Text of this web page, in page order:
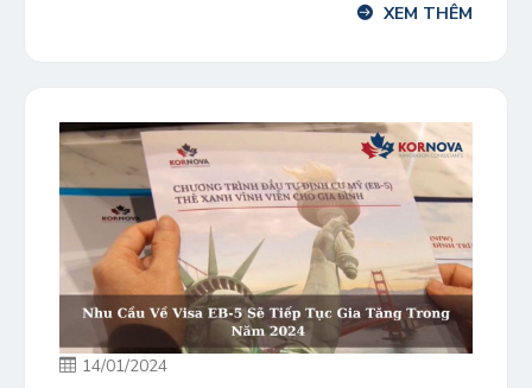
quyền kiểm soát tất cả bốn địa điểm kinh doanh
XEM THÊM
14/01/2024